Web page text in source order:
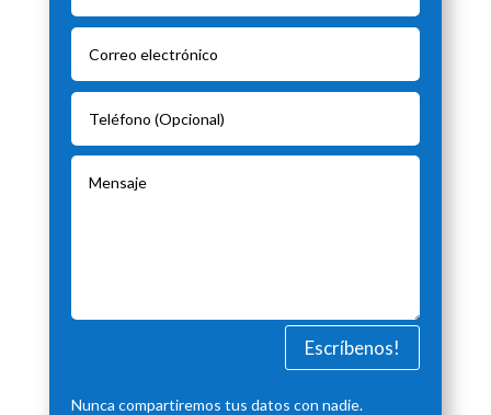
Escríbenos!
Nunca compartiremos tus datos con nadie.